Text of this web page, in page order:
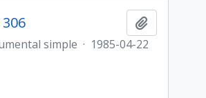
simple · 1985-04-22